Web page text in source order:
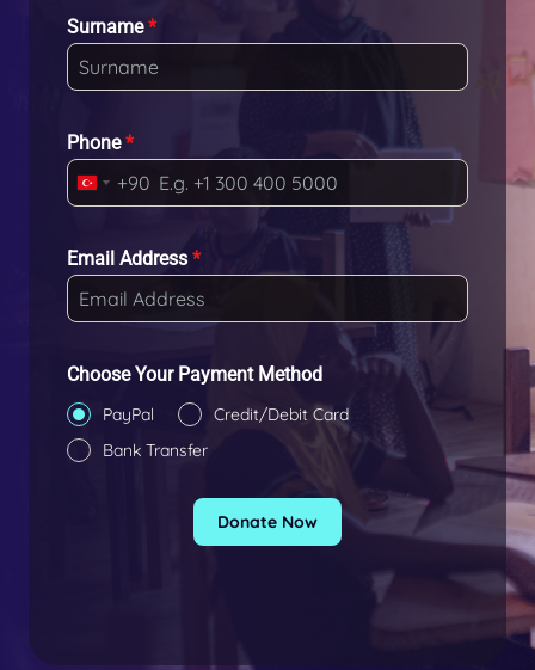
Surname*
Phone*
T
r
k
e
+
0
+90
Email Address *
Choose Your Payment Method
PayPal
Credit/Debit Card
Bank Transfer
Donate Now